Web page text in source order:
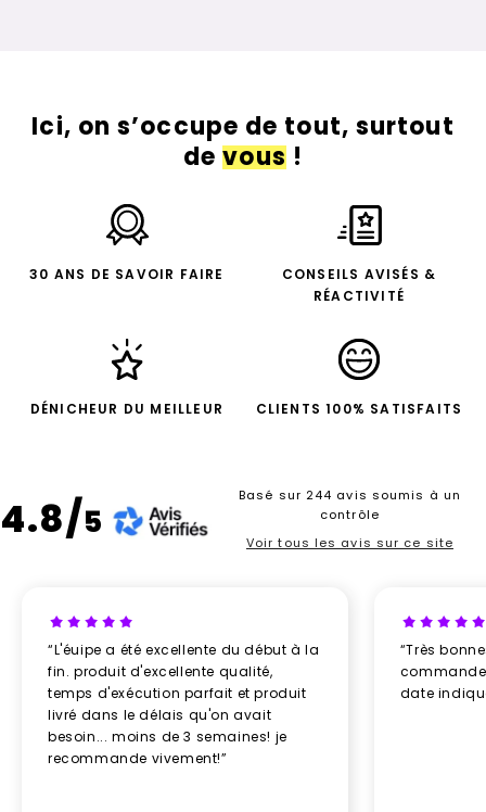
Ici, on s’occupe de tout, surtout
devous!
30 ANS DE SAVOIR FAIRE
CONSEILS AVISÉS &
RÉACTIVITÉ
DÉNICHEUR DU MEILLEUR CLIENTS 100% SATISFAITS
4.8/5
Basé sur 244 avis soumis à un
contrôle
Voir tous les avis sur ce site
“L'éuipe a été excellente du début à la
fin. produit d'excellente qualité,
temps d'exécution parfait et produit
livré dans le délais qu'on avait
besoin... moins de 3 semaines! je
recommande vivement!”
“Très
date